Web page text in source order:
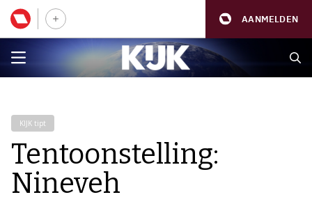
AANMELDEN
KIJK tipt
Tentoonstelling:
Nineveh